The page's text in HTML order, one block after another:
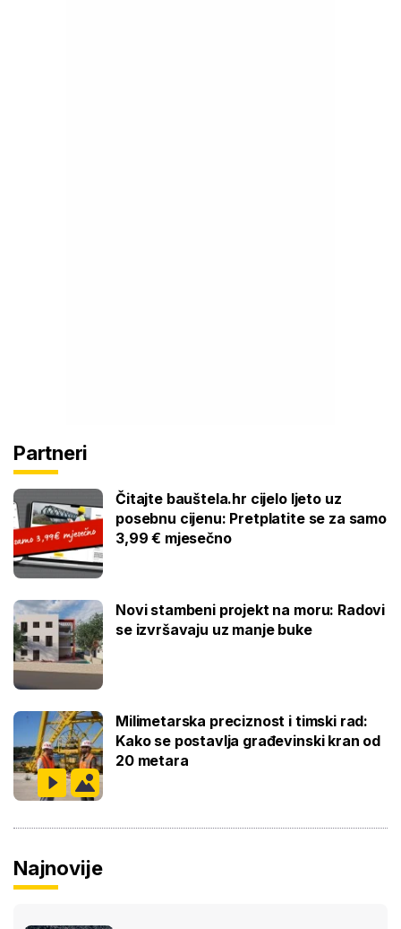
Partneri
Čitajte bauštela.hr cijelo ljeto uz
posebnu cijenu: Pretplatite se za samo
3,99 € mjesečno
Novi stambeni projekt na moru: Radovi
se izvršavaju uz manje buke
Milimetarska preciznost i timski rad:
Kako se postavlja građevinski kran od
20 metara
Najnovije